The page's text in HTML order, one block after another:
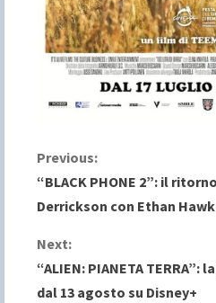
C
o
n
t
Previous:
“BLACK PHONE 2”: il
Derrickson con Ethan
Next:
“ALIEN: PIANETA TERRA”:
dal 13 agosto su Disney+